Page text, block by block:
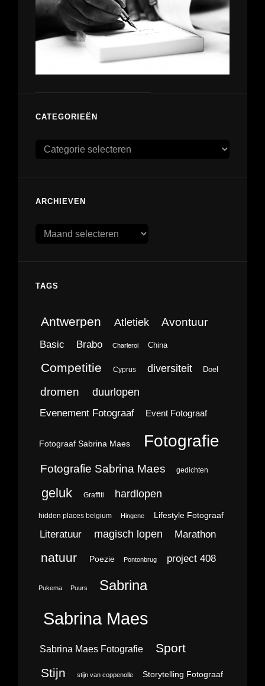
CATEGORIEËN
Categorieën
ARCHIEVEN
Archieven
TAGS
Antwerpen Atletiek Avontuur
Basic Brabo Charleroi China
Competitie Cyprus diversiteit Doel
dromen duurlopen
Evenement Fotograaf Event Fotograaf
Fotograaf Sabrina Maes Fotografie
Fotografie Sabrina Maes gedichten
geluk Graffiti hardlopen
hidden places belgium Hingene Lifestyle Fotograaf
Literatuur magisch lopen Marathon
natuur Poezie Pontonbrug project 408
Pukema Puurs Sabrina
Sabrina Maes
Sabrina Maes Fotografie Sport
Stijn stijn van coppenolle Storytelling Fotograaf